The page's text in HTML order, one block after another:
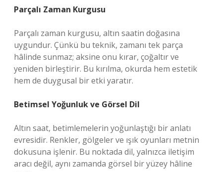
Parçalı Zaman Kurgusu
Parçalı zaman kurgusu, altın saatin doğasına
uygundur. Çünkü bu teknik, zamanı tek parça
hâlinde sunmaz; aksine onu kırar, çoğaltır ve
yeniden birleştirir. Bu kırılma, okurda hem estetik
hem de duygusal bir etki yaratır.
Betimsel Yoğunluk ve Görsel Dil
Altın saat, betimlemelerin yoğunlaştığı bir anlatı
evresidir. Renkler, gölgeler ve ışık oyunları metnin
dokusuna işlenir. Bu noktada dil, yalnızca iletişim
aracı değil, aynı zamanda görsel bir yüzey hâline